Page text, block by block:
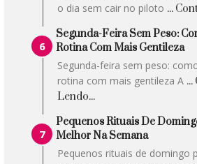
o dia sem cair no piloto ...
Segunda-Feira Sem Peso:
Rotina Com Mais Gentileza
Segunda-feira sem peso:
rotina com mais gentileza A
Lendo...
Pequenos Rituais De
Melhor Na Semana
Pequenos rituais de domingo